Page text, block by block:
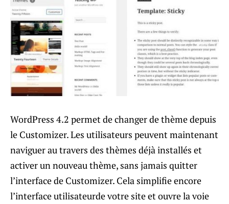
WordPress 4.2 permet de changer de thème depuis
le Customizer. Les utilisateurs peuvent maintenant
naviguer au travers des thèmes déjà installés et
activer un nouveau thème, sans jamais quitter
l’interface de Customizer. Cela simplifie encore
l’interface utilisateurde votre site et ouvre la voie